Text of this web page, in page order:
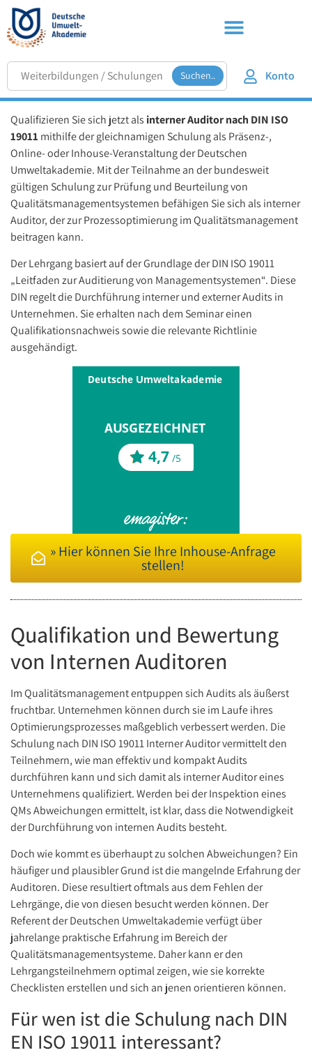
Suchen.. Konto
Qualifizieren Sie sich jetzt als interner Auditor nach DIN ISO
19011 mithilfe der gleichnamigen Schulung als Präsenz-,
Online- oder Inhouse-Veranstaltung der Deutschen
Umweltakademie. Mit der Teilnahme an der bundesweit
gültigen Schulung zur Prüfung und Beurteilung von
Qualitätsmanagementsystemen befähigen Sie sich als interner
Auditor, der zur Prozessoptimierung im Qualitätsmanagement
beitragen kann.
Der Lehrgang basiert auf der Grundlage der DIN ISO 19011
„Leitfaden zur Auditierung von Managementsystemen“. Diese
DIN regelt die Durchführung interner und externer Audits in
Unternehmen. Sie erhalten nach dem Seminar einen
Qualifikationsnachweis sowie die relevante Richtlinie
ausgehändigt.
» Hier können Sie Ihre Inhouse-Anfrage
stellen!
Qualifikation und Bewertung
von Internen Auditoren
Im Qualitätsmanagement entpuppen sich Audits als äußerst
fruchtbar. Unternehmen können durch sie im Laufe ihres
Optimierungsprozesses maßgeblich verbessert werden. Die
Schulung nach DIN ISO 19011 Interner Auditor vermittelt den
Teilnehmern, wie man effektiv und kompakt Audits
durchführen kann und sich damit als interner Auditor eines
Unternehmens qualifiziert. Werden bei der Inspektion eines
QMs Abweichungen ermittelt, ist klar, dass die Notwendigkeit
der Durchführung von internen Audits besteht.
Doch wie kommt es überhaupt zu solchen Abweichungen? Ein
häufiger und plausibler Grund ist die mangelnde Erfahrung der
Auditoren. Diese resultiert oftmals aus dem Fehlen der
Lehrgänge, die von diesen besucht werden können. Der
Referent der Deutschen Umweltakademie verfügt über
jahrelange praktische Erfahrung im Bereich der
Qualitätsmanagementsysteme. Daher kann er den
Lehrgangsteilnehmern optimal zeigen, wie sie korrekte
Checklisten erstellen und sich an jenen orientieren können.
Für wen ist die Schulung nach DIN
EN ISO 19011 interessant?